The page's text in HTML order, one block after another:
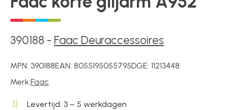
Poortonderdelen
390188 - Faac Deuraccessoires
MPN: 390188EAN:8055195055795DGE:11213448
Merk:Faac
Levertijd: 3 – 5 werkdagen